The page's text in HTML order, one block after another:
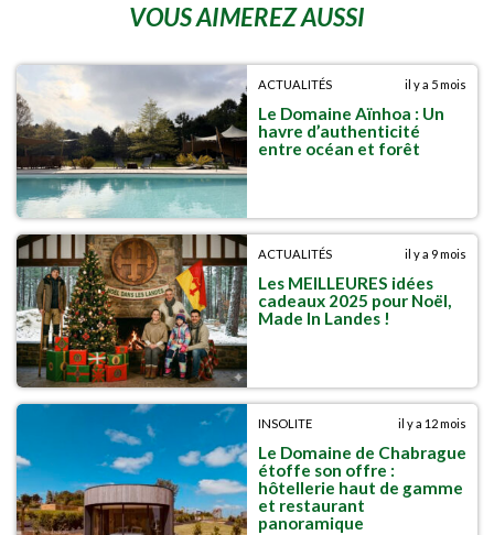
VOUS AIMEREZ AUSSI
ACTUALITÉS il y a 5 mois
Le Domaine Aïnhoa : Un
havre d’authenticité
entre océan et forêt
ACTUALITÉS il y a 9 mois
Les MEILLEURES idées
cadeaux 2025 pour Noël,
Made In Landes !
INSOLITE il y a 12 mois
Le Domaine de Chabrague
étoffe son offre :
hôtellerie haut de gamme
et restaurant
panoramique